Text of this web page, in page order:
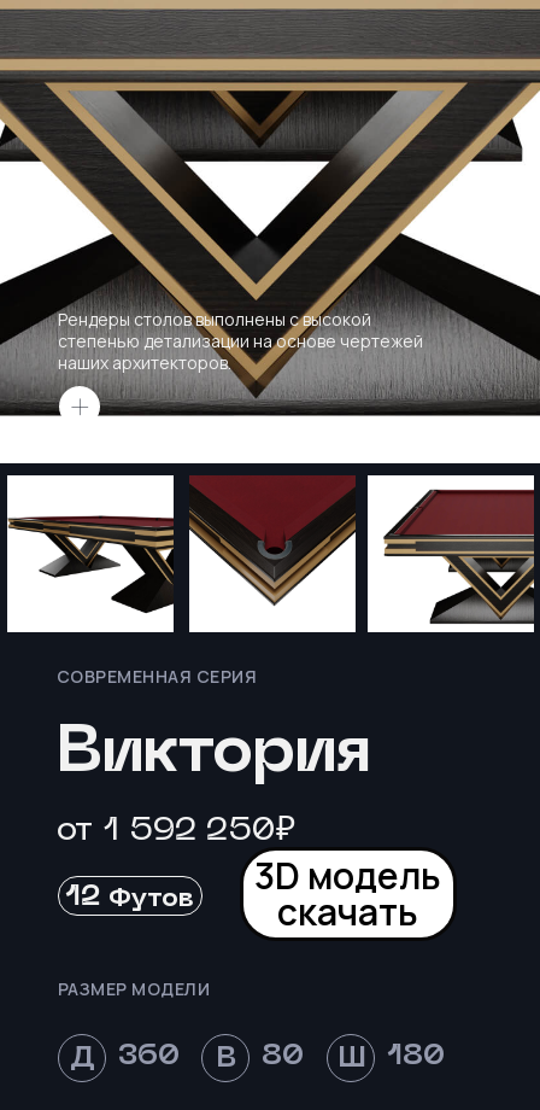
СОВРЕМЕННАЯ СЕРИЯ
Виктория
от 1 592 250₽
Футов
12
РАЗМЕР МОДЕЛИ
360
Д В Ш
80 180
Рендеры столов выполнены с высокой
степенью детализации на основе чертежей
наших архитекторов.
3D модель
скачать